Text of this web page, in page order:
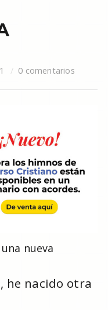
0 comentarios
nueva
he nacido otra